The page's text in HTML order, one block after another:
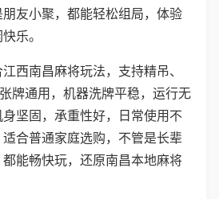
友小聚，都能轻松组局，体验
乐。
西南昌麻将玩法，支持精吊、
牌通用，机器洗牌平稳，运行无
坚固，承重性好，日常使用不
合普通家庭选购，不管是长辈
能畅快玩，还原南昌本地麻将